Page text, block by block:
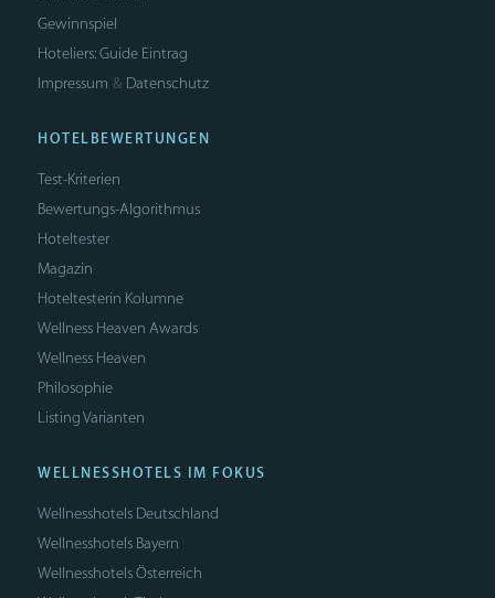
Gewinnspiel
Hoteliers: Guide Eintrag
Impressum & Datenschutz
HOTELBEWERTUNGEN
Test-Kriterien
Bewertungs-Algorithmus
Hoteltester
Magazin
Hoteltesterin Kolumne
Wellness Heaven Awards
Wellness Heaven
Philosophie
Listing Varianten
WELLNESSHOTELS IM FOKUS
Wellnesshotels Deutschland
Wellnesshotels Bayern
Wellnesshotels Österreich